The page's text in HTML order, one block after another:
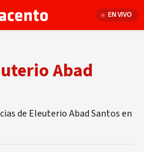
EN VIVO
Abad
de Eleuterio Abad Santos en